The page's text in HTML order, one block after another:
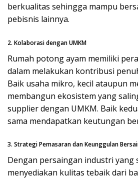
berkualitas sehingga mampu
pebisnis lainnya.
2. Kolaborasi dengan UMKM
Rumah potong ayam memiliki
dalam melakukan kontribusi
Baik usaha mikro, kecil ataupun
membangun ekosistem yang
supplier dengan UMKM. Baik
sama mendapatkan keutungan
3. Strategi Pemasaran dan Keunggulan
Dengan persaingan industri yang
menyediakan kulitas tebaik dari